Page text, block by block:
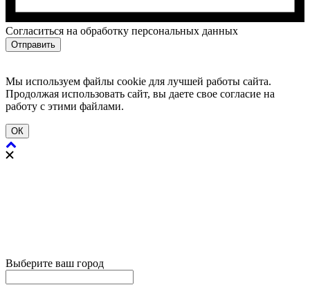
Cогласиться на обработку персональных данных
Отправить
Мы используем файлы cookie для лучшей работы сайта.
Продолжая использовать сайт, вы даете свое согласие на
работу с этими файлами.
ОК
Выберите ваш город